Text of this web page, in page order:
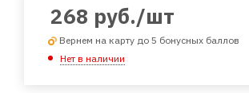
268 руб./шт
Вернем на карту до 5 бонусных баллов
Нет в наличии